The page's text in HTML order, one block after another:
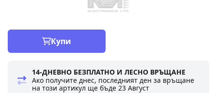
Купи
14-ДНЕВНО БЕЗПЛАТНО И ЛЕСНО ВРЪЩАНЕ
Ако получите днес, последният ден за връщане
на този артикул ще бъде23 Август